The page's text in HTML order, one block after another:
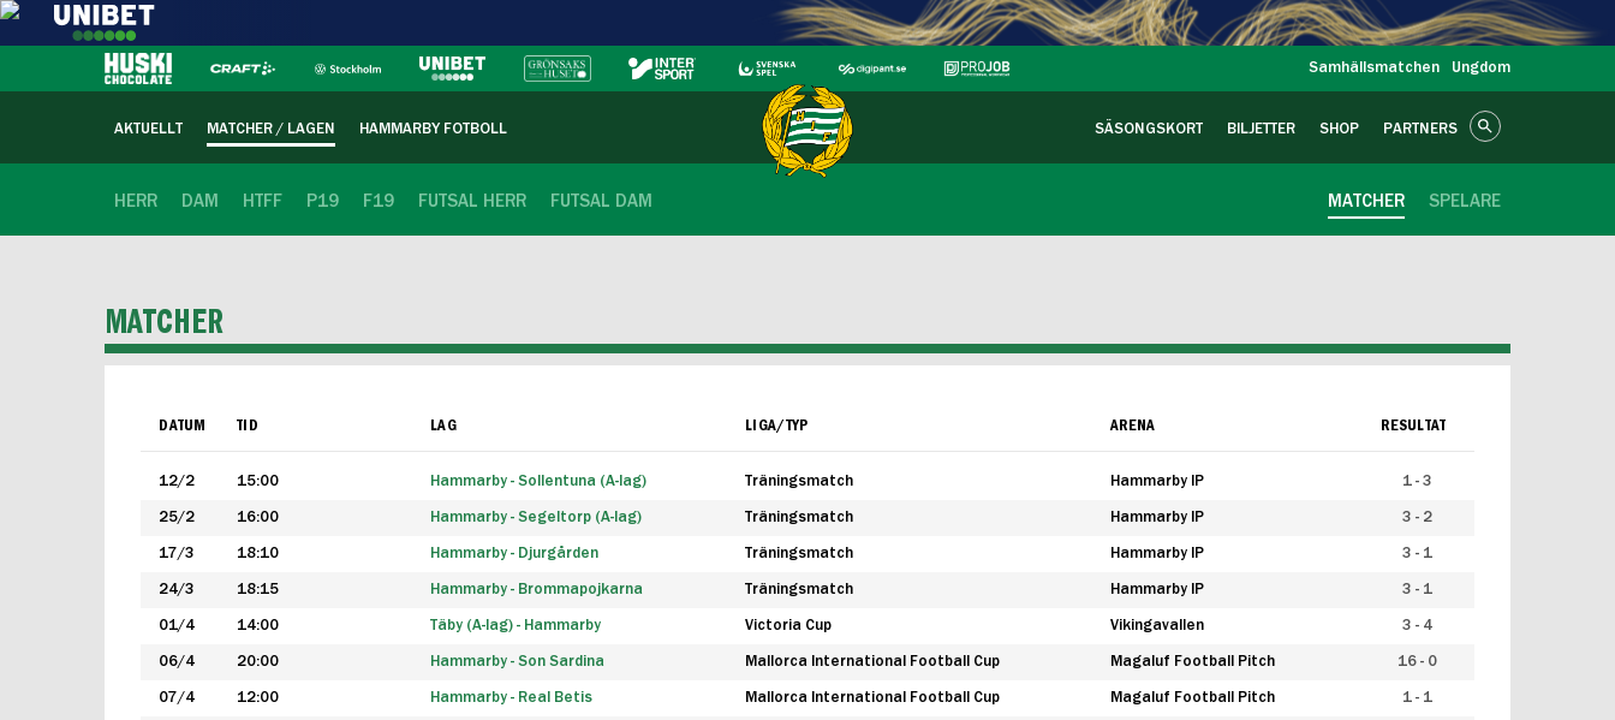
Samhällsmatchen Ungdom
AKTUELLT MATCHER / LAGEN HAMMARBY FOTBOLL SÄSONGSKORT BILJETTER SHOP PARTNERS
HERR DAM HTFF P19 F19 FUTSAL HERR FUTSAL DAM SPELARE
MATCHER
MATCHER
DATUM TID LAG LIGA/TYP ARENA RESULTAT
12/2 15:00 Hammarby - Sollentuna (A-lag) Träningsmatch Hammarby IP 1 - 3
25/2 16:00 Hammarby - Segeltorp (A-lag) Träningsmatch Hammarby IP 3 - 2
17/3 18:10 Hammarby - Djurgården Träningsmatch Hammarby IP 3 - 1
24/3 18:15 Hammarby - Brommapojkarna Träningsmatch Hammarby IP 3 - 1
01/4 14:00 Täby (A-lag) - Hammarby Victoria Cup Vikingavallen 3 - 4
06/4 20:00 Hammarby - Son Sardina Mallorca International Football Cup Magaluf Football Pitch 16 - 0
07/4 12:00 Hammarby - Real Betis Mallorca International Football Cup Magaluf Football Pitch 1 - 1